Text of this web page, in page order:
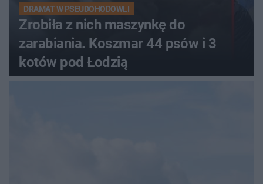
DRAMAT W PSEUDOHODOWLI
Zrobiła z nich maszynkę do
zarabiania. Koszmar 44 psów i 3
kotów pod Łodzią